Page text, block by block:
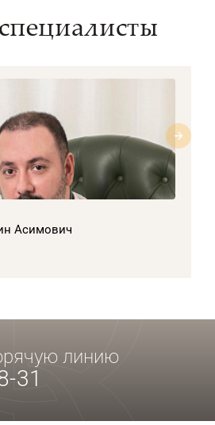
Асимович
линию
31